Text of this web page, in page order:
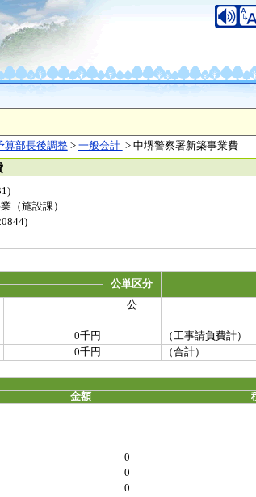
算部長後調整> 一般会計 > 中堺警察署新築事業費
（施設課）
公単区分
公
0千円 （工事請負費計）
0千円 （合計）
金額
0
0
0